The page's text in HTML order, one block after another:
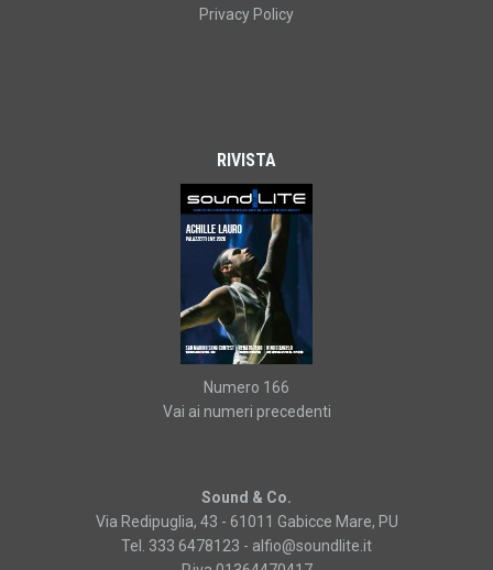
Privacy Policy
RIVISTA
Numero 166
Vai ai numeri precedenti
Sound & Co.
Via Redipuglia, 43 - 61011 Gabicce Mare, PU
Tel. 333 6478123 - alfio@soundlite.it